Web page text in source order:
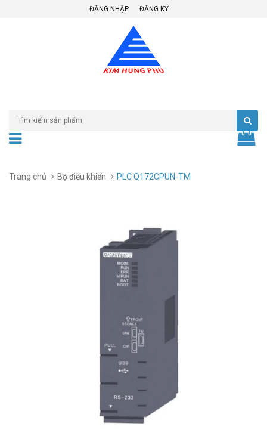
ĐĂNG NHẬP ĐĂNG KÝ
Trang chủ Bộ điều khiển PLC Q172CPUN-TM